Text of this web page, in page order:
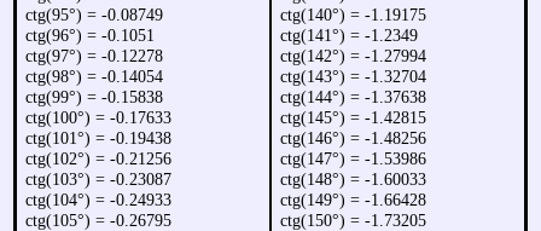
ctg(95°) = -0.08749
ctg(96°) = -0.1051
ctg(97°) = -0.12278
ctg(98°) = -0.14054
ctg(99°) = -0.15838
ctg(100°) = -0.17633
ctg(101°) = -0.19438
ctg(102°) = -0.21256
ctg(103°) = -0.23087
ctg(104°) = -0.24933
ctg(105°) = -0.26795
ctg(140°) = -1.19175
ctg(141°) = -1.2349
ctg(142°) = -1.27994
ctg(143°) = -1.32704
ctg(144°) = -1.37638
ctg(145°) = -1.42815
ctg(146°) = -1.48256
ctg(147°) = -1.53986
ctg(148°) = -1.60033
ctg(149°) = -1.66428
ctg(150°) = -1.73205